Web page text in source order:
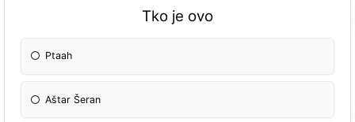
Tko je ovo
Ptaah
Aštar Šeran